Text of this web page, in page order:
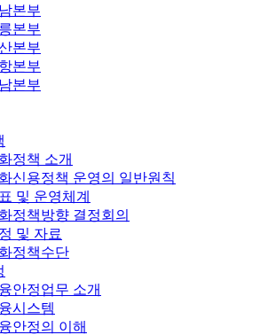
본부
본부
본부
본부
본부
정책 소개
신용정책 운영의 일반원칙
및 운영체계
정책방향 결정회의
및 자료
정책수단
안정업무 소개
시스템
안정의 이해